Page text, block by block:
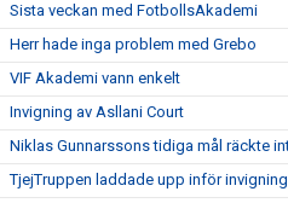
Sista veckan med FotbollsAkademi
Herr hade inga problem med Grebo
VIF Akademi vann enkelt
Invigning av Asllani Court
Niklas Gunnarssons tidiga mål räckte
TjejTruppen laddade upp inför